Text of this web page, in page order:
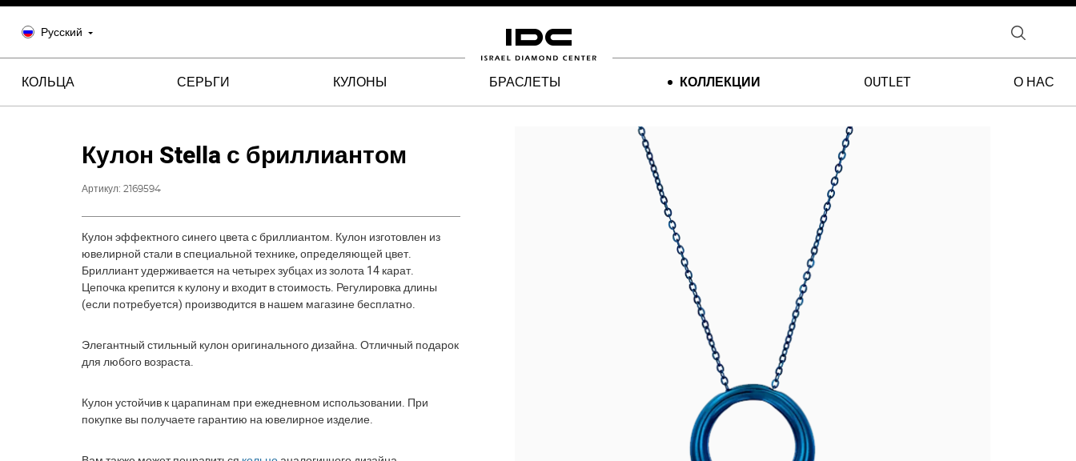
Русский
КОЛЬЦА СЕРЬГИ КУЛОНЫ БРАСЛЕТЫ КОЛЛЕКЦИИ OUTLET О НАС
Кулон Stella с бриллиантом
Артикул:2169594
Кулон эффектного синего цвета с бриллиантом. Кулон изготовлен из
ювелирной стали в специальной технике, определяющей цвет.
Бриллиант удерживается на четырех зубцах из золота 14 карат.
Цепочка крепится к кулону и входит в стоимость. Регулировка длины
(если потребуется) производится в нашем магазине бесплатно.
Элегантный стильный кулон оригинального дизайна. Отличный подарок
для любого возраста.
Кулон устойчив к царапинам при ежедневном использовании. При
покупке вы получаете гарантию на ювелирное изделие.